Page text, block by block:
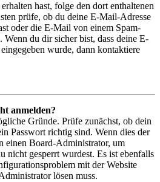
hast, folge den dort enthaltenen
prüfe, ob du deine E-Mail-Adresse
oder die E-Mail von einem Spam-
du dir sicher bist, dass deine E-
wurde, dann kontaktiere
anmelden?
Gründe. Prüfe zunächst, ob dein
Passwort richtig sind. Wenn dies der
einen Board-Administrator, um
nicht gesperrt wurdest. Es ist ebenfalls
mit der Website
lösen muss.